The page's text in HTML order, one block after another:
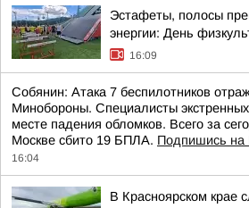
Эстафеты, полосы
энергии: День
16:09
Собянин: Атака 7 беспилотников
Минобороны. Специалисты
месте падения обломков. Всего за
Москве сбито 19 БПЛА. Подпишись
16:04
В Красноярском крае